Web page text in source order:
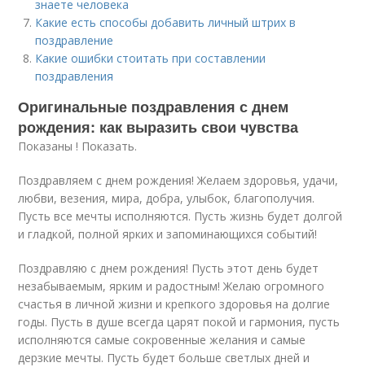
знаете человека
Какие есть способы добавить личный штрих в
поздравление
Какие ошибки стоитать при составлении
поздравления
Оригинальные поздравления с днем
рождения: как выразить свои чувства
Показаны ! Показать.
Поздравляем с днем рождения! Желаем здоровья, удачи,
любви, везения, мира, добра, улыбок, благополучия.
Пусть все мечты исполняются. Пусть жизнь будет долгой
и гладкой, полной ярких и запоминающихся событий!
Поздравляю с днем рождения! Пусть этот день будет
незабываемым, ярким и радостным! Желаю огромного
счастья в личной жизни и крепкого здоровья на долгие
годы. Пусть в душе всегда царят покой и гармония, пусть
исполняются самые сокровенные желания и самые
дерзкие мечты. Пусть будет больше светлых дней и